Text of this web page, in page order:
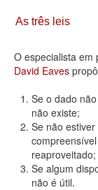
Contato
As três leis
O especialista em
David Eaves
Se o dado
não existe;
Se não
Se algum
não é útil.